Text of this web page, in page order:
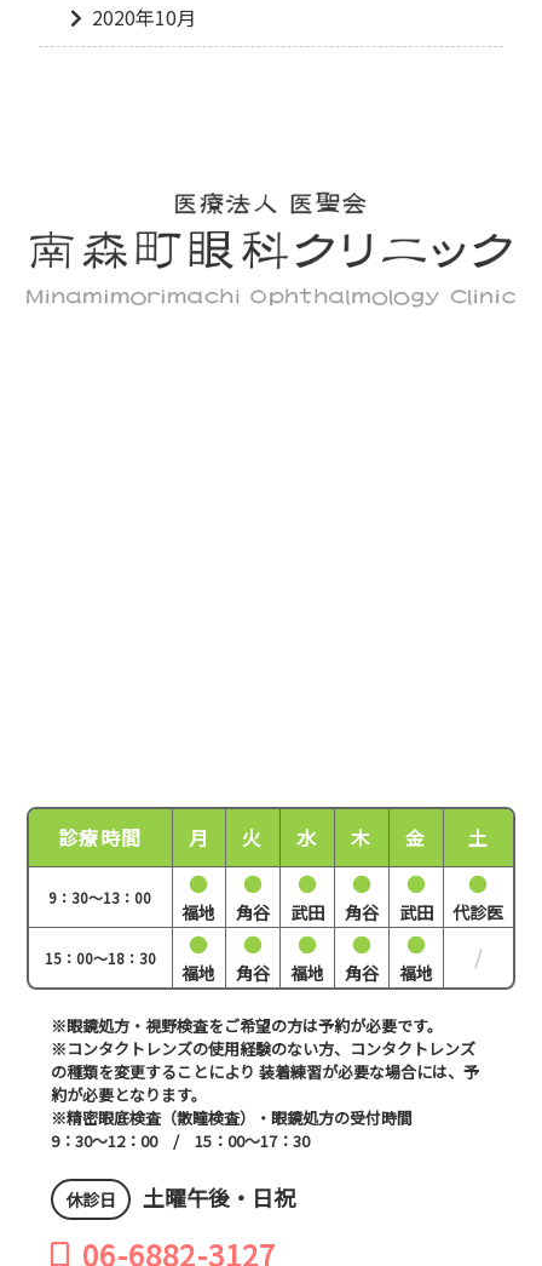
2020年10月
診療時間 月 火 水 木 金 土
9：30～13：00 ●
福地
●
角谷
●
武田
●
角谷
●
武田
●
代診医
15：00～18：30 ●
福地
●
角谷
●
福地
●
角谷
●
福地
/
※眼鏡処方・視野検査をご希望の方は予約が必要です。
※コンタクトレンズの使用経験のない方、コンタクトレンズ
の種類を変更することにより 装着練習が必要な場合には、予
約が必要となります。
※精密眼底検査（散瞳検査）・眼鏡処方の受付時間
9：30～12：00 / 15：00～17：30
休診日 土曜午後・日祝
06-6882-3127